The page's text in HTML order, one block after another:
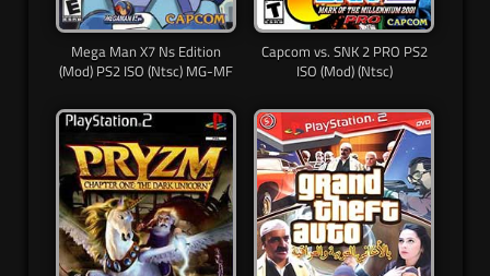
Mega Man X7 Ns Edition
(Mod) PS2 ISO (Ntsc) MG-MF
Capcom vs. SNK 2 PRO PS2
ISO (Mod) (Ntsc)